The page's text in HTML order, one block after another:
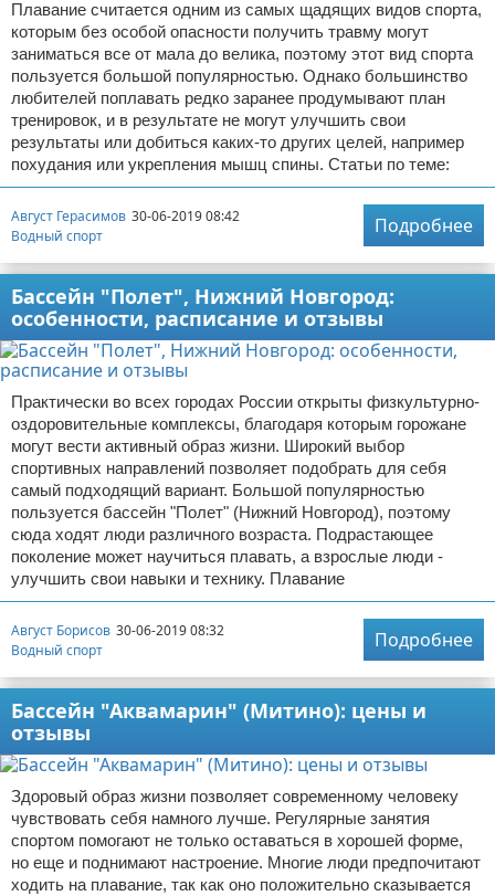
Плавание считается одним из самых щадящих видов спорта,
которым без особой опасности получить травму могут
заниматься все от мала до велика, поэтому этот вид спорта
пользуется большой популярностью. Однако большинство
любителей поплавать редко заранее продумывают план
тренировок, и в результате не могут улучшить свои
результаты или добиться каких-то других целей, например
похудания или укрепления мышц спины. Статьи по теме:
Август Герасимов 30-06-2019 08:42
Водный спорт
Подробнее
Бассейн "Полет", Нижний Новгород:
особенности, расписание и отзывы
Практически во всех городах России открыты физкультурно-
оздоровительные комплексы, благодаря которым горожане
могут вести активный образ жизни. Широкий выбор
спортивных направлений позволяет подобрать для себя
самый подходящий вариант. Большой популярностью
пользуется бассейн "Полет" (Нижний Новгород), поэтому
сюда ходят люди различного возраста. Подрастающее
поколение может научиться плавать, а взрослые люди -
улучшить свои навыки и технику. Плавание
Август Борисов 30-06-2019 08:32
Водный спорт
Подробнее
Бассейн "Аквамарин" (Митино): цены и
отзывы
Здоровый образ жизни позволяет современному человеку
чувствовать себя намного лучше. Регулярные занятия
спортом помогают не только оставаться в хорошей форме,
но еще и поднимают настроение. Многие люди предпочитают
ходить на плавание, так как оно положительно сказывается